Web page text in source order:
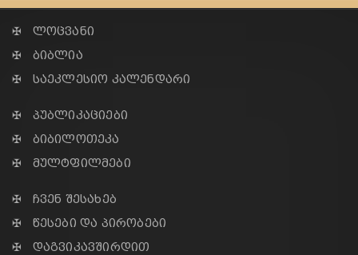
✠ ლოცვანი
✠ ბიბლია
✠ საეკლესიო კალენდარი
✠ პუბლიკაციები
✠ ბიბილოთეკა
✠ მულტფილმები
✠ ჩვენ შესახებ
✠ წესები და პირობები
✠ დაგვიკავშირდით